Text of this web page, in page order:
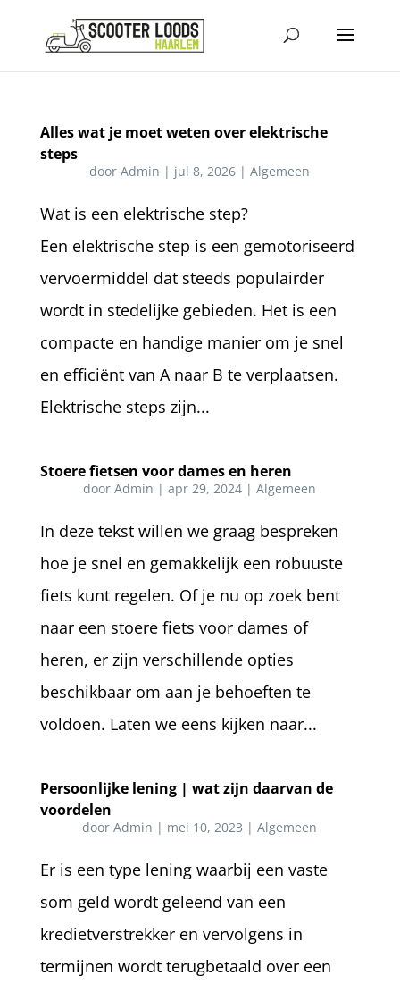
Alles wat je moet weten over elektrische
steps
doorAdmin | jul 8, 2026 |Algemeen
Wat is een elektrische step?
Een elektrische step is een gemotoriseerd
vervoermiddel dat steeds populairder
wordt in stedelijke gebieden. Het is een
compacte en handige manier om je snel
en efficiënt van A naar B te verplaatsen.
Elektrische steps zijn...
Stoere fietsen voor dames en heren
doorAdmin |apr 29, 2024 |Algemeen
In deze tekst willen we graag bespreken
hoe je snel en gemakkelijk een robuuste
fiets kunt regelen. Of je nu op zoek bent
naar een stoere fiets voor dames of
heren, er zijn verschillende opties
beschikbaar om aan je behoeften te
voldoen. Laten we eens kijken naar...
Persoonlijke lening | wat zijn daarvan de
voordelen
doorAdmin | mei 10, 2023 |Algemeen
Er is een type lening waarbij een vaste
som geld wordt geleend van een
kredietverstrekker en vervolgens in
termijnen wordt terugbetaald over een